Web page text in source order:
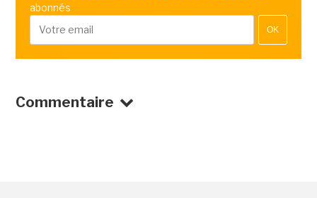
abonnés
OK
Commentaire